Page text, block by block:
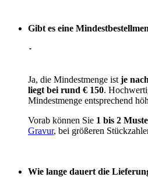
Gibt es eine
Ja, die Mindestmenge ist je
liegt bei rund € 150.
Mindestmenge entsprechend
Vorab können Sie 1 bis 2
Gravur, bei größeren
Wie lange dauert die